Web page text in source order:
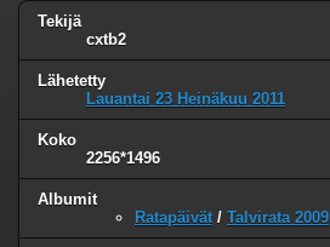
Tekijä
cxtb2
Lähetetty
Lauantai 23 Heinäkuu 2011
Koko
2256*1496
Albumit
Ratapäivät / Talvirata 2009